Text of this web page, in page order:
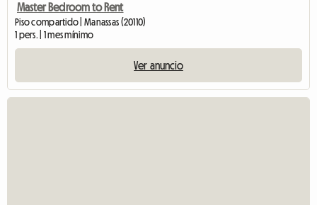
Master Bedroom to Rent
Piso compartido | Manassas (20110)
1 pers. | 1 mes mínimo
Ver anuncio